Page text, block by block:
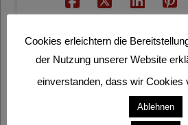
Cookies erleichtern die
der Nutzung unserer Website
einverstanden, dass wir Cookies
Ablehnen